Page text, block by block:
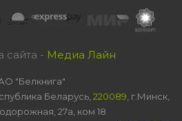
сайта - Медиа Лайн
"Белкнига"
Беларусь, 220089 , г.Минск,
27а, ком 18